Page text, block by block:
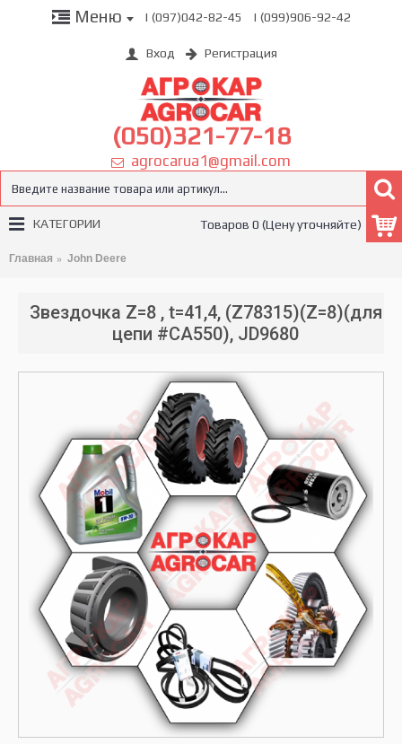
Меню | (097)042-82-45 | (099)906-92-42
Вход Регистрация
(050)321-77-18
agrocarua1@gmail.com
Товаров 0 (Цену уточняйте)
КАТЕГОРИИ
Главная John Deere
Звездочка Z=8 , t=41,4, (Z78315)(Z=8)(для
цепи #CA550), JD9680